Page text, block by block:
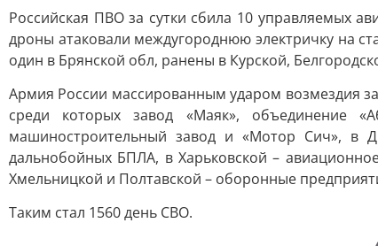
Российская ПВО за сутки сбила 10 управляемых
дроны атаковали междугороднюю электричку на
один в Брянской обл, ранены в Курской,
Армия России массированным ударом возмездия
среди которых завод «Маяк», объединение
машиностроительный завод и «Мотор Сич», в
дальнобойных БПЛА, в Харьковской –
Хмельницкой и Полтавской – оборонные
Таким стал 1560 день СВО.